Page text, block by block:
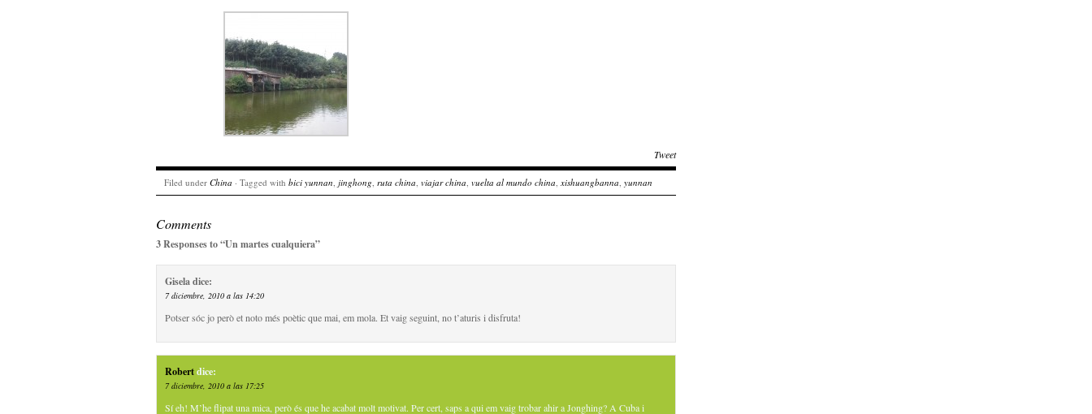
Tweet
Filed under China · Tagged with bici yunnan, jinghong, ruta china, viajar china, vuelta al mundo china,xishuangbanna, yunnan
Comments
3 Responses to “Un martes cualquiera”
Giseladice:
7 diciembre, 2010 a las 14:20
Potser sóc jo però et noto més poètic que mai, em mola. Et vaig seguint, no t’aturis i disfruta!
Robertdice:
7 diciembre, 2010 a las 17:25
Sí eh! M’he flipat una mica, però és que he acabat molt motivat. Per cert, saps a qui em vaig trobar ahir a Jonghing? A Cuba i